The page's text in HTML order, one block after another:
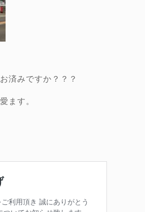
済みですか？？？
ます。